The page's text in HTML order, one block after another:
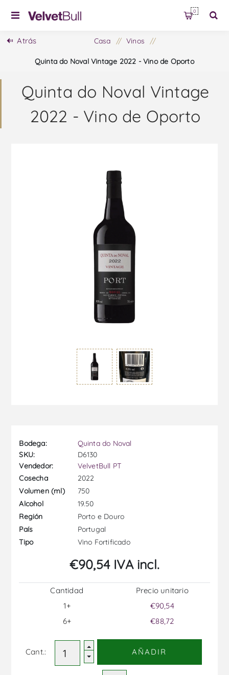
0
Atrás Casa / Vinos /
Quinta do Noval Vintage 2022 - Vino de Oporto
Quinta do Noval Vintage
2022 - Vino de Oporto
Bodega:
Quinta do Noval
SKU:
D6130
Vendedor:
VelvetBull PT
Cosecha
2022
Volumen (ml)
750
Alcohol
19.50
Región
Porto e Douro
País
Portugal
Tipo
Vino Fortificado
€90,54 IVA incl.
Cantidad
1+
6+
Precio unitario
€90,54
€88,72
Cant.: AÑADIR